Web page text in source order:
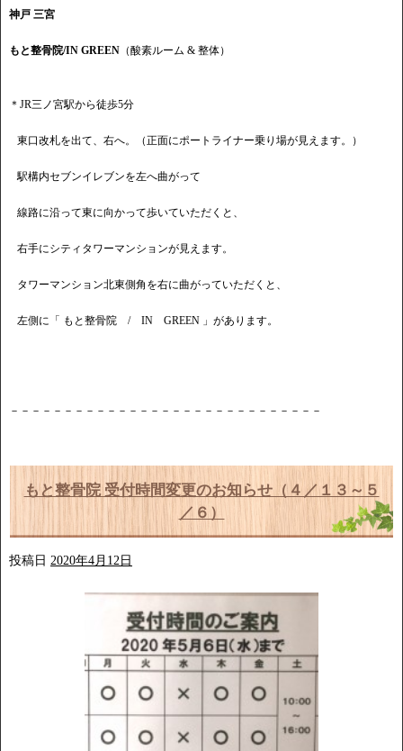
神戸 三宮
もと整骨院/IN GREEN （酸素ルーム & 整体）
＊JR三ノ宮駅から徒歩5分
東口改札を出て、右へ。（正面にポートライナー乗り場が見えます。）
駅構内セブンイレブンを左へ曲がって
線路に沿って東に向かって歩いていただくと、
右手にシティタワーマンションが見えます。
タワーマンション北東側角を右に曲がっていただくと、
左側に「 もと整骨院 / IN GREEN 」があります。
－－－－－－－－－－－－－－－－－－－－－－－－－－－－－
もと整骨院 受付時間変更のお知らせ（４／１３～５
／６）
投稿日 2020年4月12日